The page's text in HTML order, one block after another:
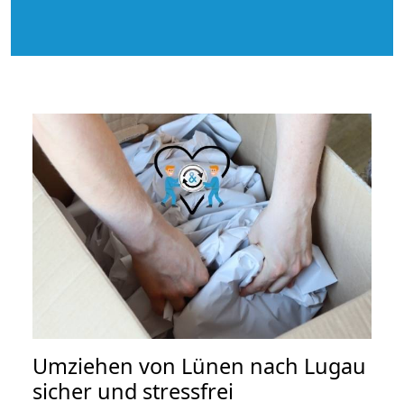
Umziehen von Lünen nach Lugau
sicher und stressfrei